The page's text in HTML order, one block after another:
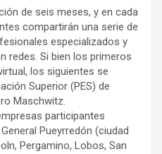
de seis meses, y en cada
compartirán una serie de
especializados y
redes. Si bien los primeros
los siguientes se
Superior (PES) de
Maschwitz.
participantes
Pueyrredón (ciudad
Pergamino, Lobos, San